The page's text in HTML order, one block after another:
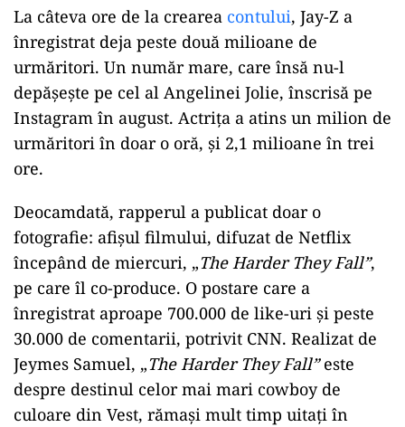
La câteva ore de la crearea contului, Jay-Z a
înregistrat deja peste două milioane de
urmăritori. Un număr mare, care însă nu-l
depăşeşte pe cel al Angelinei Jolie, înscrisă pe
Instagram în august. Actriţa a atins un milion de
urmăritori în doar o oră, şi 2,1 milioane în trei
ore.
Deocamdată, rapperul a publicat doar o
fotografie: afişul filmului, difuzat de Netflix
începând de miercuri, „The Harder They Fall”,
pe care îl co-produce. O postare care a
înregistrat aproape 700.000 de like-uri şi peste
30.000 de comentarii, potrivit CNN. Realizat de
Jeymes Samuel, „The Harder They Fall”este
despre destinul celor mai mari cowboy de
culoare din Vest, rămaşi mult timp uitaţi în